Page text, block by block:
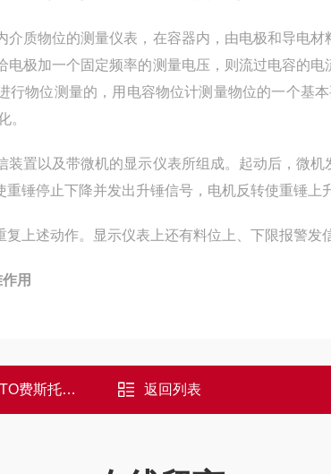
质物位的测量仪表，在容器内，由电极和导电
极加一个固定频率的测量电压，则流过电容的
行物位测量的，用电容物位计测量物位的一个基
。
置以及带微机的显示仪表所组成。起动后，微
锤停止下降并发出升锤信号，电机反转使重锤上
上述动作。显示仪表上还有料位上、下限报警发
用
双作用气缸 返回列表